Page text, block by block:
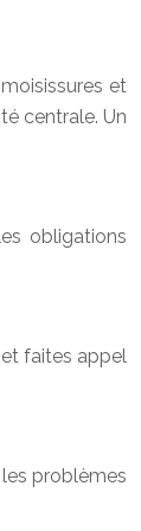
et
centrale. Un
obligations
faites appel
problèmes